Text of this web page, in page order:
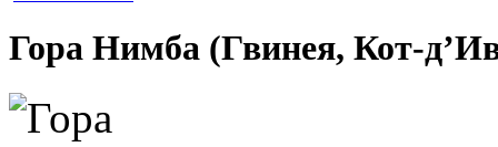
Гора Нимба (Гвинея, Кот-